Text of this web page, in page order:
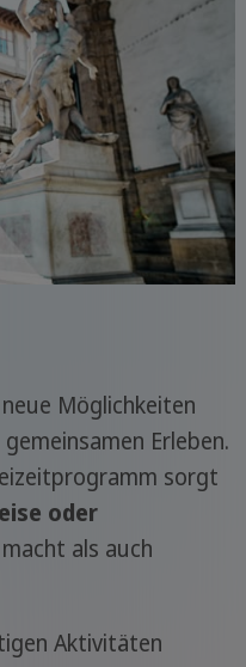
Möglichkeiten
Erleben.
sorgt
oder
als auch
Aktivitäten